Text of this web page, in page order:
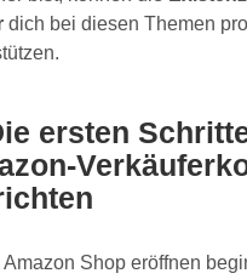
dich bei diesen Themen
ersten
Amazon Shop eröffnen